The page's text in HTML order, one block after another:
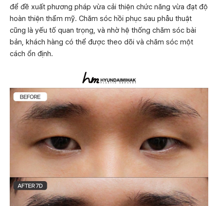
để đề xuất phương pháp vừa cải thiện chức năng vừa đạt độ
hoàn thiện thẩm mỹ. Chăm sóc hồi phục sau phẫu thuật
cũng là yếu tố quan trọng, và nhờ hệ thống chăm sóc bài
bản, khách hàng có thể được theo dõi và chăm sóc một
cách ổn định.